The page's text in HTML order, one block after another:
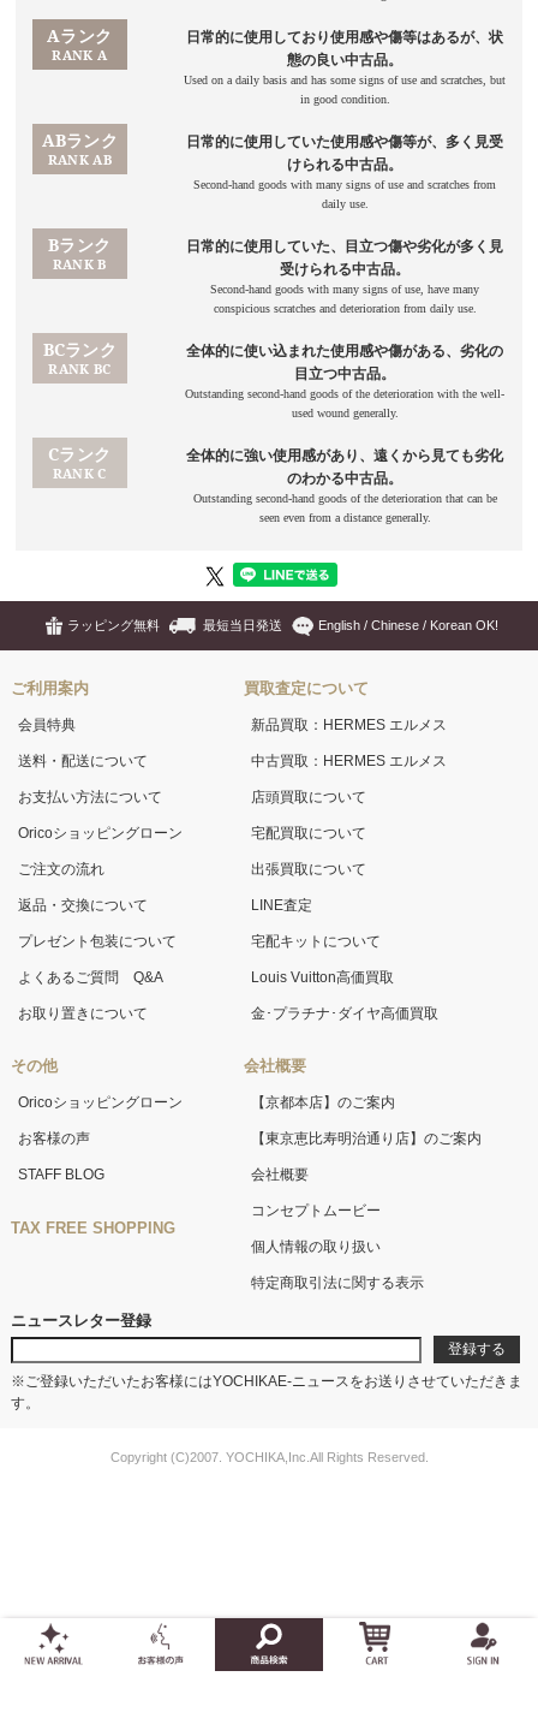
ラッピング無料 最短当日発送 English / Chinese / Korean OK!
ご利用案内
会員特典
送料・配送について
お支払い方法について
Oricoショッピングローン
ご注文の流れ
返品・交換について
プレゼント包装について
よくあるご質問 Q&A
お取り置きについて
その他
Oricoショッピングローン
お客様の声
STAFF BLOG
TAX FREE SHOPPING
買取査定について
新品買取：HERMES エルメス
中古買取：HERMES エルメス
店頭買取について
宅配買取について
出張買取について
LINE査定
宅配キットについて
Louis Vuitton高価買取
金･プラチナ･ダイヤ高価買取
会社概要
【京都本店】のご案内
【東京恵比寿明治通り店】のご案内
会社概要
コンセプトムービー
個人情報の取り扱い
特定商取引法に関する表示
ニュースレター登録
※ご登録いただいたお客様にはYOCHIKAE-ニュースをお送りさせていただきま
す。
Copyright (C)2007. YOCHIKA,Inc.All Rights Reserved.